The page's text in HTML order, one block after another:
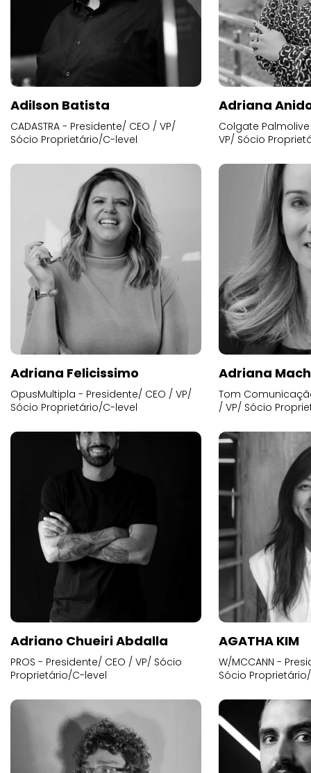
Adilson Batista
CADASTRA - Presidente/ CEO / VP/
Sócio Proprietário/C-level
Adriana
Colgate
VP/ Sócio
Adriana Felicissimo
OpusMultipla - Presidente/ CEO / VP/
Sócio Proprietário/C-level
Adriana
Tom
/ VP/ Sócio
Adriano Chueiri Abdalla
PROS - Presidente/ CEO / VP/ Sócio
Proprietário/C-level
AGATHA KIM
W/MCCANN -
Sócio